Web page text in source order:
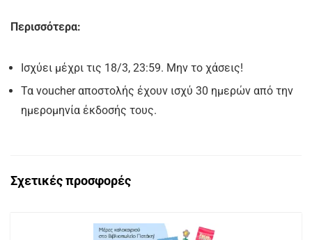
Περισσότερα:
Ισχύει μέχρι τις 18/3, 23:59. Μην το χάσεις!
Τα voucher αποστολής έχουν ισχύ 30 ημερών από την
ημερομηνία έκδοσής τους.
Σχετικές προσφορές